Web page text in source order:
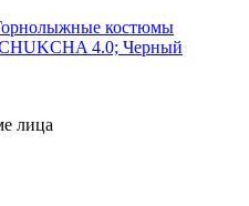
костюмы
4.0; Черный
лица